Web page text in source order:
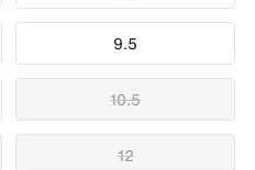
9.5
10.5
12